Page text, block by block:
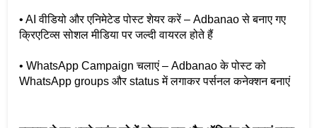
• AI वीडियो और एनिमेटेड पोस्ट शेयर करें – Adbanao से बनाए गए
क्रिएटिव्स सोशल मीडिया पर जल्दी वायरल होते हैं
• WhatsApp Campaign चलाएं – Adbanao के पोस्ट को
WhatsApp groups और status में लगाकर पर्सनल कनेक्शन बनाएं